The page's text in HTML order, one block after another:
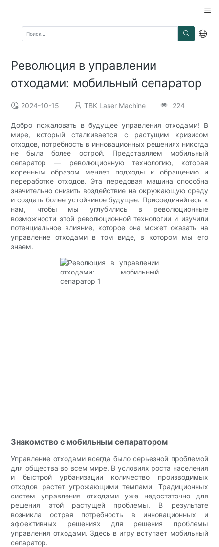
Революция в управлении
отходами: мобильный сепаратор
2024-10-15 TBK Laser Machine 224
Добро пожаловать в будущее управления отходами! В
мире, который сталкивается с растущим кризисом
отходов, потребность в инновационных решениях никогда
не была более острой. Представляем мобильный
сепаратор — революционную технологию, которая
коренным образом меняет подходы к обращению и
переработке отходов. Эта передовая машина способна
значительно снизить воздействие на окружающую среду
и создать более устойчивое будущее. Присоединяйтесь к
нам, чтобы мы углубились в революционные
возможности этой революционной технологии и изучили
потенциальное влияние, которое она может оказать на
управление отходами в том виде, в котором мы его
знаем.
Знакомство с мобильным сепаратором
Управление отходами всегда было серьезной проблемой
для общества во всем мире. В условиях роста населения
и быстрой урбанизации количество производимых
отходов растет угрожающими темпами. Традиционных
систем управления отходами уже недостаточно для
решения этой растущей проблемы. В результате
возникла острая потребность в инновационных и
эффективных решениях для решения проблемы
управления отходами. Здесь в игру вступает мобильный
сепаратор.